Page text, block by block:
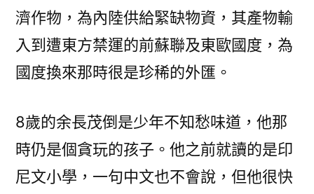
濟作物，為內陸供給緊缺物資，其產物輸
入到遭東方禁運的前蘇聯及東歐國度，為
國度換來那時很是珍稀的外匯。
8歲的余長茂倒是少年不知愁味道，他那
時仍是個貪玩的孩子。他之前就讀的是印
尼文小學，一句中文也不會說，但他很快